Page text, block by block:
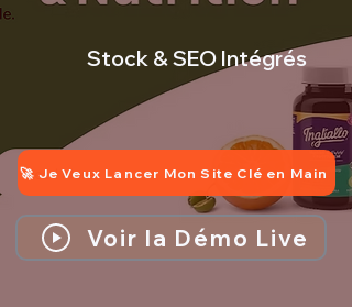
Stock & SEO Intégrés
🚀 Je Veux Lancer Mon Site Clé en Main
Voir la Démo Live